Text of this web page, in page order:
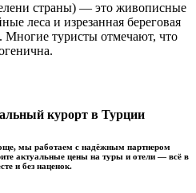
страны) — это живописные
леса и изрезанная береговая
Многие туристы отмечают, что
курорт в Турции
мы работаем с надёжным партнером
актуальные цены на туры и отели — всё в
и без наценок.